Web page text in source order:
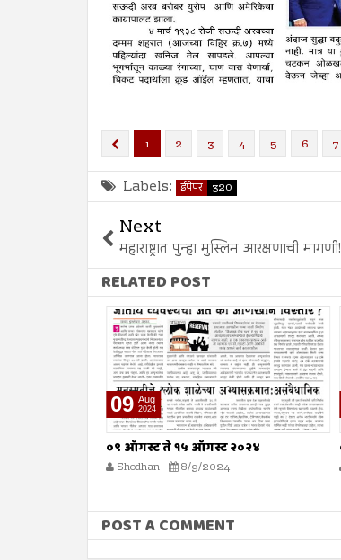
1 2 3 4 5 6 7
Labels: ईपेपर 320
Next
महाराष्ट्रात पुन्हा मुस्लिम आरक्षणाची मागणी!
RELATED POST
02 Aug
2024
०२ ऑगस्ट ते ०८ ऑगस्ट २०२४
Shodhan 8/2/2024
POST A COMMENT